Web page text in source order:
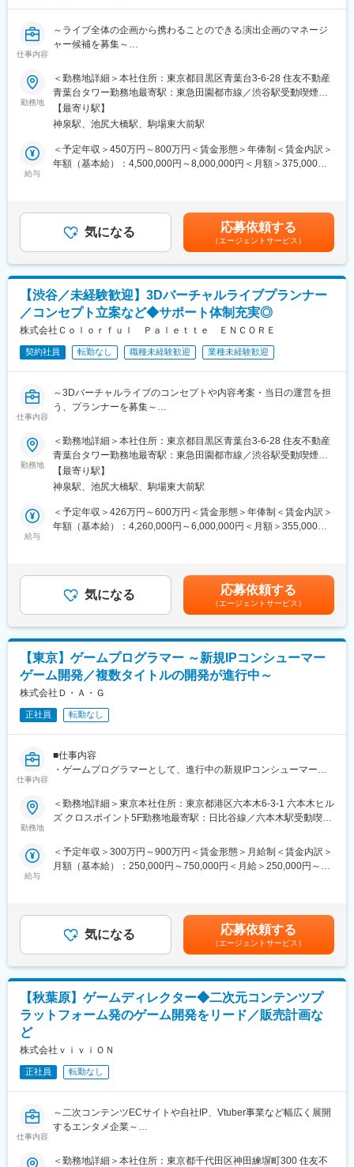
個人のペースで仕事を進められるため、残業時間も数十時間程度
と比較的短く、働きやすい環境です。もくもく働いている人も、
・就業環境の整備に注力しています。デスクはコクヨのスタンデ
ィングデスクを採用しており、電動式で椅子の高さを調整できる
ため長時間の作業にも、負担を軽減させ、集中できる環境です。
仕事内容
～ライブ全体の企画から携わることのできる演出企画のマネージ
ャー候補を募集～
■業務内容：
当社が企画・開発するバーチャルライブのライブ演出をお任せい
たします。
■具体的な業務内容：
・バーチャルライブにおけるライブのクオリティアップ
・チームでの演出、ステージ制作などライブ全体の制作など
演出づくりの中心を担っていただき、制作物に対しユーザーの反
応がダイレクトに返ってくる性質の仕事です。
常にユーザーのことを考え、「よりよい演出」を常に追求してい
な方にとってやりがいのあるポジションです。
■当社について：
当社は、CGキャラクターを用いたライブイベントの企画・制作・
運営を専門とする企業です。独自開発の描画技術「DECO-
Engine」を活かし、会場型ライブ『セカライ』や配信型ライブ
『コネクトライブ』など、高品質な3DCG表現と緻密な演出で“最
高の体験”を創出しています。ライブ制作で培ったノウハウを基
に、法人向けの3DCG制作支援も展開しています。
勤務地
＜勤務地詳細＞本社住所：東京都目黒区青葉台3-6-28 住友不動産
青葉台タワー勤務地最寄駅：東急田園都市線／渋谷駅受動喫煙対
策：屋内全面禁煙変更の範囲：無
【最寄り駅】
神泉駅、池尻大橋駅、駒場東大前駅
給与
＜予定年収＞450万円～800万円＜賃金形態＞年俸制＜賃金内訳＞
年額（基本給）：4,500,000円～8,000,000円＜月額＞375,000円
であり、選考を通じて上下する可能性があります。月給(月額)は固
定手当を含めた表記です。
気になる 応募依頼する
（エージェントサービス）
【渋谷／未経験歓迎】3Dバーチャルライブプランナー
／コンセプト立案など◆サポート体制充実◎
株式会社Ｃｏｌｏｒｆｕｌ Ｐａｌｅｔｔｅ ＥＮＣＯＲＥ
契約社員 転勤なし 職種未経験歓迎 業種未経験歓迎
仕事内容
～3Dバーチャルライブのコンセプトや内容考案・当日の運営を担
う、プランナーを募集～
■具体的な業務内容：
・企画立案
・各種仕様策定
・データ入力
・Webページ更新
・SNS運用
・アシスタント業務
に関わるアシスタント業務を行いながら、ライブ全体の流れやプ
ランナーとして必要なスキルを吸収していただきます。
企画立案をする際は、ライブディレクターや先輩ライブプランナ
ですが、ライブが終わった後にSNSなどで「最高だった」「感動
した」といった反応を頂けた際に、大きなやりがいを感じられま
す。
■当社について：
当社は、CGキャラクターを用いたライブイベントの企画・制作・
運営を専門とする企業です。独自開発の描画技術「DECO-
Engine」を活かし、会場型ライブ『セカライ』や配信型ライブ
『コネクトライブ』など、高品質な3DCG表現と緻密な演出で“最
高の体験”を創出しています。ライブ制作で培ったノウハウを基
変更の範囲：会社の定める業務
勤務地
＜勤務地詳細＞本社住所：東京都目黒区青葉台3-6-28 住友不動産
青葉台タワー勤務地最寄駅：東急田園都市線／渋谷駅受動喫煙対
策：屋内全面禁煙変更の範囲：無
【最寄り駅】
神泉駅、池尻大橋駅、駒場東大前駅
給与
＜予定年収＞426万円～600万円＜賃金形態＞年俸制＜賃金内訳＞
年額（基本給）：4,260,000円～6,000,000円＜月額＞355,000円
であり、選考を通じて上下する可能性があります。月給(月額)は固
定手当を含めた表記です。
気になる 応募依頼する
（エージェントサービス）
【東京】ゲームプログラマー ～新規IPコンシューマー
ゲーム開発／複数タイトルの開発が進行中～
株式会社Ｄ・Ａ・Ｇ
正社員 転勤なし
仕事内容
■仕事内容
・ゲームプログラマーとして、進行中の新規IPコンシューマーゲ
＜具体的には…＞
・オブジェクト作成
・ゲーム演出表現の実装
■当社で働く魅力：
・当社はCGプロダクションとして20年以上ゲームや映画、CM、
MVなどのコンテンツ制作を手掛けてきました
・当社の技術力は業界内でも高く評価されており、社内には多様
なプロジェクトが進行しています
・ゲーム開発事業では、ゲームディベロッパーとして新規IPのゲ
れが持つスキルや知識を活かしながら、ゲーム開発を進めていま
す
・CGプロダクションとして長年積み上げてきたアート分野に強み
手ゲーム会社での開発経験者（中途採用者）を中心に開発を進め
ています
■就業環境／社内の雰囲気
勤務地
＜勤務地詳細＞東京本社住所：東京都港区六本木6-3-1 六本木ヒル
ズ クロスポイント5F勤務地最寄駅：日比谷線／六本木駅受動喫煙
給与
＜予定年収＞300万円～900万円＜賃金形態＞月給制＜賃金内訳＞
月額（基本給）：250,000円～750,000円＜月給＞250,000円～
る賃金はあくまでも目安の金額であり、選考を通じて上下する可
能性があります。月給(月額)は固定手当を含めた表記です。
気になる 応募依頼する
（エージェントサービス）
【秋葉原】ゲームディレクター◆二次元コンテンツプ
ラットフォーム発のゲーム開発をリード／販売計画な
ど
株式会社ｖｉｖｉＯＮ
正社員 転勤なし
仕事内容
～二次コンテンツECサイトや自社IP、Vtuber事業など幅広く展開
するエンタメ企業～
ゲームディレクター／リードプランナーは、新規開発タイトルお
＜勤務地詳細＞本社住所：東京都千代田区神田練塀町300 住友不